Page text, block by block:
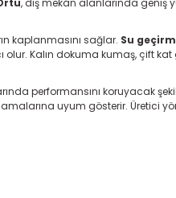
kaplanmasını sağlar. Su
olur. Kalın dokuma kumaş, çift
performansını koruyacak
uyum gösterir. Üretici